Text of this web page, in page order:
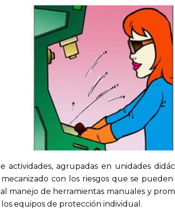
agrupadas en unidades
con los riesgos que se
manejo de herramientas manuales y
equipos de protección individual.